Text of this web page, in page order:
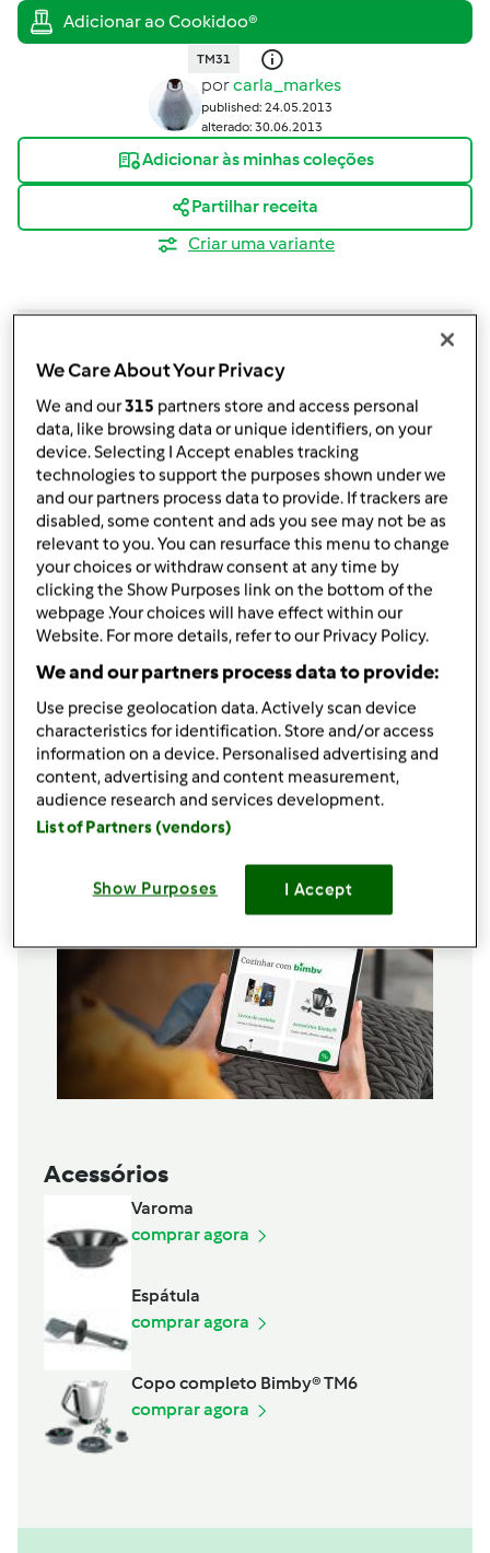
TM31
porcarla_markes
published: 24.05.2013
alterado: 30.06.2013
Adicionar às minhas coleções
Partilhar receita
Criar uma variante
Ingredientes
700g batata,s , descascadas e cortadas às
rodelas
400 g de pescada (lombos)
800g água
180 g azeite
q.b. sal
600gcebola, s
2 dentes alho
q.b. pimenta
1 folha louro
q.b. salsa , picada
q.b. azeitona preta
2ovo,s
Adicionar à lista de compras
Acessórios
Varoma
comprar agora
Espátula
comprar agora
Copo completo Bimby® TM6
comprar agora
We Care About Your Privacy
We and our315 partners store and access personal
data, like browsing data or unique identifiers, on your
device. Selecting I Accept enables tracking
technologies to support the purposes shown under we
and our partners process data to provide. If trackers are
disabled, some content and ads you see may not be as
relevant to you. You can resurface this menu to change
your choices or withdraw consent at any time by
clicking the Show Purposes link on the bottom of the
webpage .Your choices will have effect within our
Website. For more details, refer to our Privacy Policy.
We and our partners process data to provide:
Use precise geolocation data. Actively scan device
characteristics for identification. Store and/or access
information on a device. Personalised advertising and
content, advertising and content measurement,
audience research and services development.
List of Partners (vendors)
Show Purposes I Accept